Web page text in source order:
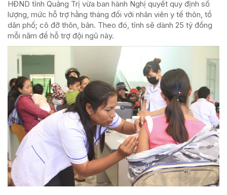
HĐND tỉnh Quảng Trị vừa ban hành Nghị quyết quy định số
lượng, mức hỗ trợ hằng tháng đối với nhân viên y tế thôn, tổ
dân phố; cô đỡ thôn, bản. Theo đó, tỉnh sẽ dành 25 tỷ đồng
mỗi năm để hỗ trợ đội ngũ này.